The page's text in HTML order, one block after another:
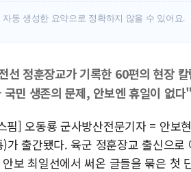
자동 생성한 요약으로 정확하지 않을 수 있어요.
선 정훈장교가 기록한 60편의 현장 칼
민 생존의 문제, 안보엔 휴일이 없
핌] 오동룡 군사방산전문기자 = 안보
가 출간됐다. 육군 정훈장교 출신으
보 최일선에서 써온 글들을 묶은 첫